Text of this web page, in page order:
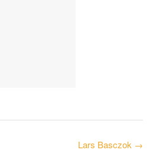
Lars Basczok →